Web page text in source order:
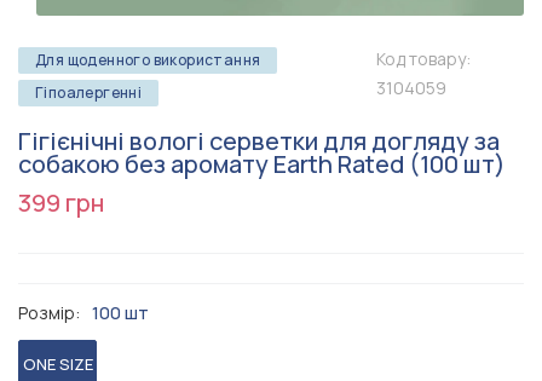
Для щоденного використання
Гіпоалергенні
Код товару:
3104059
Гігієнічні вологі серветки для догляду за
собакою без аромату Earth Rated (100 шт)
399 грн
Розмір: 100 шт
ONE SIZE